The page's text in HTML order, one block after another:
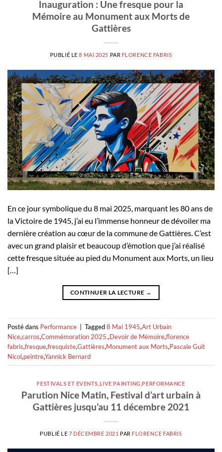
Inauguration : Une fresque pour la
Mémoire au Monument aux Morts de
Gattières
PUBLIÉ LE8 MAI 2025 PAR FLORENCE FABRIS
En ce jour symbolique du 8 mai 2025, marquant les 80 ans de
la Victoire de 1945, j’ai eu l’immense honneur de dévoiler ma
dernière création au cœur de la commune de Gattières. C’est
avec un grand plaisir et beaucoup d’émotion que j’ai réalisé
cette fresque située au pied du Monument aux Morts, un lieu
[…]
CONTINUER LA LECTURE →
Posté dans Performance Tagged8 Mai 1945,Art Urbain
Nice,carros,Commémoration 2025.,Devoir de Mémoire,florence
fabris,fresque,fresquiste,Gattières,Monument aux Morts,Pascale Guit
Nicol,peintre,Yannick Bernard
FESTIVALS ET EVENTS LIVE PAINTING PERFORMANCE
Parution Nice Matin, Festival d’art urbain à
Gattières jusqu’au 11 décembre 2021
PUBLIÉ LE 7 DÉCEMBRE 2021 PAR FLORENCE FABRIS